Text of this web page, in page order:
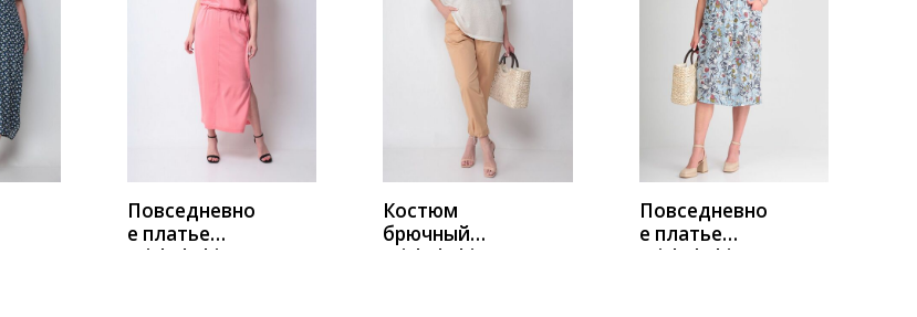
Повседневно
е платье
Michel Chic
КУПИТЬ
Костюм
брючный
Michel Chic
КУПИТЬ
Повседневно
е платье
Michel Chic
КУПИТЬ